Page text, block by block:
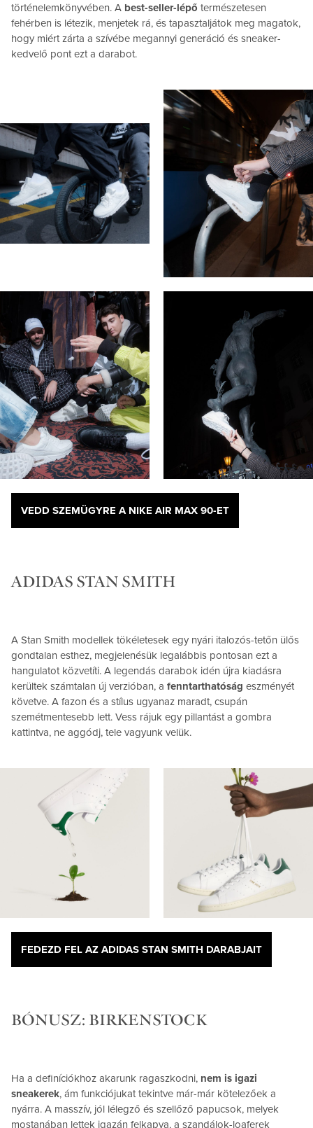
történelemkönyvében. A best-seller-lépő természetesen
fehérben is létezik, menjetek rá, és tapasztaljátok meg magatok,
hogy miért zárta a szívébe megannyi generáció és sneaker-
kedvelő pont ezt a darabot.
VEDD SZEMÜGYRE A NIKE AIR MAX 90-ET
ADIDAS STAN SMITH
A Stan Smith modellek tökéletesek egy nyári italozós-tetőn ülős
gondtalan esthez, megjelenésük legalábbis pontosan ezt a
hangulatot közvetíti. A legendás darabok idén újra kiadásra
kerültek számtalan új verzióban, a fenntarthatóság eszményét
követve. A fazon és a stílus ugyanaz maradt, csupán
szemétmentesebb lett. Vess rájuk egy pillantást a gombra
kattintva, ne aggódj, tele vagyunk velük.
FEDEZD FEL AZ ADIDAS STAN SMITH DARABJAIT
BÓNUSZ: BIRKENSTOCK
Ha a definíciókhoz akarunk ragaszkodni, nem is igazi
sneakerek, ám funkciójukat tekintve már-már kötelezőek a
nyárra. A masszív, jól lélegző és szellőző papucsok, melyek
mostanában lettek igazán felkapva, a szandálok-loaferek